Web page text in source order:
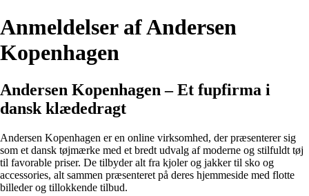
Anmeldelser af Andersen
Kopenhagen
Andersen Kopenhagen – Et fupfirma i
dansk klædedragt
Andersen Kopenhagen er en online virksomhed, der præsenterer sig
som et dansk tøjmærke med et bredt udvalg af moderne og stilfuldt tøj
til favorable priser. De tilbyder alt fra kjoler og jakker til sko og
accessories, alt sammen præsenteret på deres hjemmeside med flotte
billeder og tillokkende tilbud.